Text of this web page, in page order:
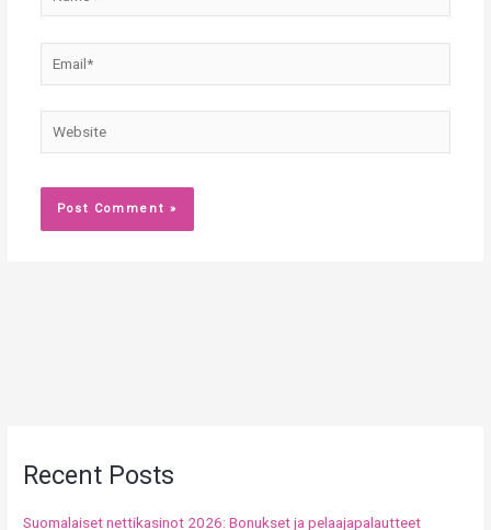
Website
Recent Posts
Suomalaiset nettikasinot 2026: Bonukset ja pelaajapalautteet